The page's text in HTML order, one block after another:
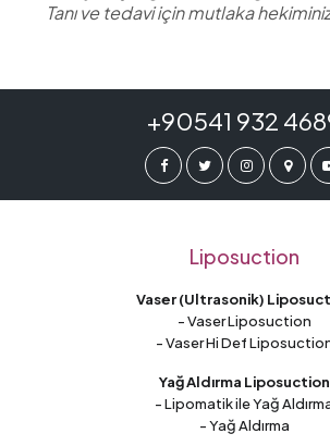
Tanı ve tedavi için mutlaka
+90541 932
Liposuction
Vaser (Ultrasonik)
- Vaser Liposuction
- Vaser Hi Def
Yağ Aldırma Liposuction
- Lipomatik ile Yağ
- Yağ Aldırma